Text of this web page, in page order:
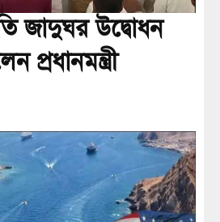
জাদুঘর উদ্বোধন
প্রধানমন্ত্রী